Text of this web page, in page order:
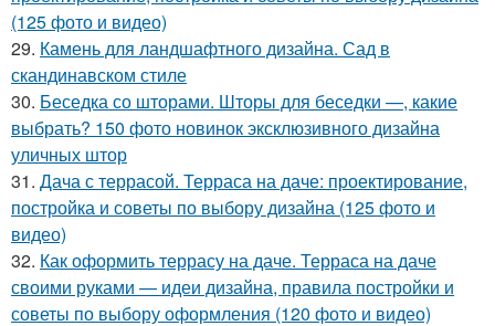
(125 фото и видео)
29. Камень для ландшафтного дизайна. Сад в
скандинавском стиле
30. Беседка со шторами. Шторы для беседки —, какие
выбрать? 150 фото новинок эксклюзивного дизайна
уличных штор
31. Дача с террасой. Терраса на даче: проектирование,
постройка и советы по выбору дизайна (125 фото и
видео)
32. Как оформить террасу на даче. Терраса на даче
своими руками — идеи дизайна, правила постройки и
советы по выбору оформления (120 фото и видео)